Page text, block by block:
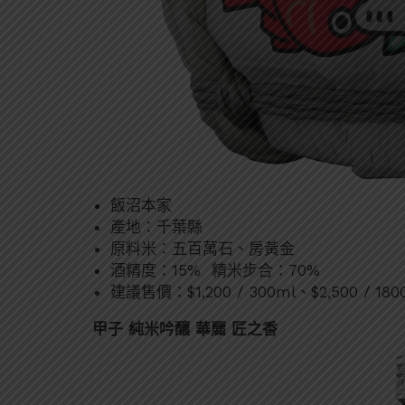
飯沼本家
產地：千葉縣
原料米：五百萬石、房黃金
酒精度：15% 精米步合：70%
建議售價：$1,200 / 300ml、$2,500 /
甲子 純米吟釀 華麗 匠之香